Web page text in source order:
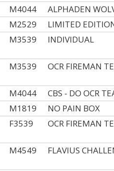
M4044 ALPHADEN
M2529 LIMITED
M3539 INDIVIDUAL
M3539 OCR FIREMAN
M4044 CBS - DO OCR
M1819 NO PAIN BOX
F3539 OCR FIREMAN
M4549 FLAVIUS